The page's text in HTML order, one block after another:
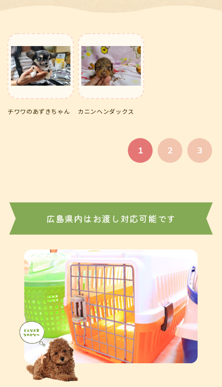
チワワのあずきちゃん カニンヘンダックス
1 2 3
広島県内はお渡し対応可能です